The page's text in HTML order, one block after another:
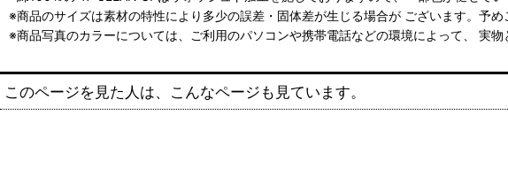
※商品のサイズは素材の特性により多少の誤差・固体差が生じる場合が ございます。予め
※商品写真のカラーについては、ご利用のパソコンや携帯電話などの環境によって、 実
このページを見た人は、こんなページも見ています。